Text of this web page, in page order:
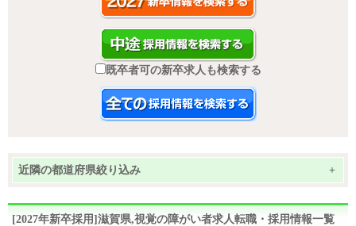
既卒者可の新卒求人も検索する
近隣の都道府県絞り込み +
[2027年新卒採用]滋賀県,視覚の障がい者求人転職・採用情報一覧